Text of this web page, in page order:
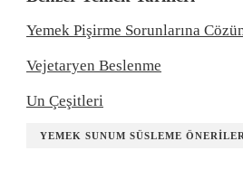
Yemek Pişirme Sorunlarına
Vejetaryen Beslenme
Un Çeşitleri
YEMEK SUNUM SÜSLEME